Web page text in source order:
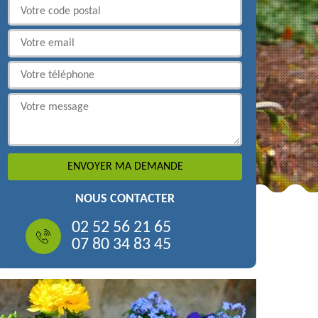
NOUS CONTACTER
02 52 56 21 65
07 80 34 83 45